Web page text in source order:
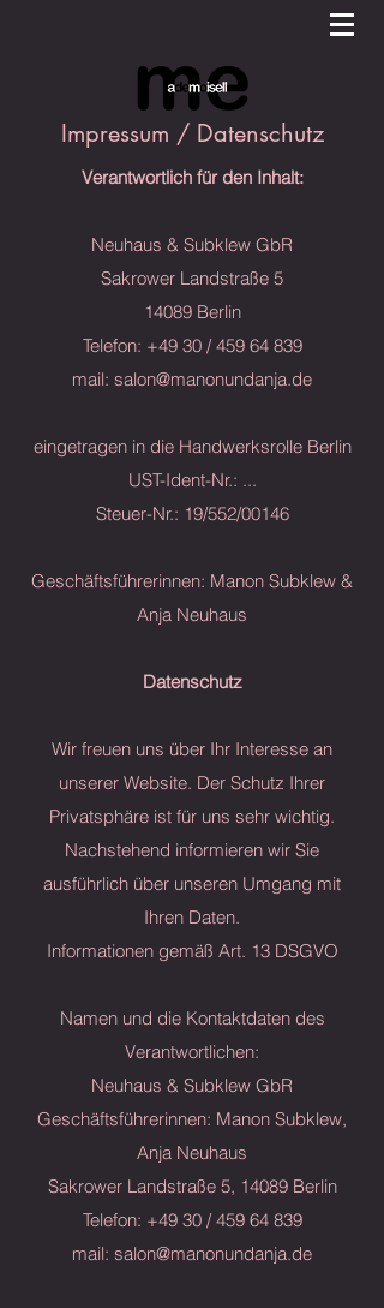
Impressum / Datenschutz
Verantwortlich für den Inhalt:
Neuhaus & Subklew GbR
Sakrower Landstraße 5
14089 Berlin
Telefon: +49 30 /459 64 839
mail: salon@manonundanja.de
eingetragen in die Handwerksrolle Berlin
UST-Ident-Nr.: ...
Steuer-Nr.: 19/552/00146
Geschäftsführerinnen: Manon Subklew &
Anja Neuhaus
Datenschutz
Wir freuen uns über Ihr Interesse an
unserer Website. Der Schutz Ihrer
Privatsphäre ist für uns sehr wichtig.
Nachstehend informieren wir Sie
ausführlich über unseren Umgang mit
Ihren Daten.
Informationen gemäß Art. 13 DSGVO
Namen und die Kontaktdaten des
Verantwortlichen:
Neuhaus & Subklew GbR
Geschäftsführerinnen: Manon Subklew,
Anja Neuhaus
Sakrower Landstraße 5, 14089 Berlin
Telefon: +49 30 /459 64 839
mail: salon@manonundanja.de